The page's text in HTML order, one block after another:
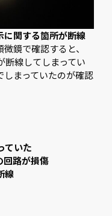
に関する箇所が断線
鏡で確認すると、
断線してしまってい
しまっていたのが確認
ていた
回路が損傷
線